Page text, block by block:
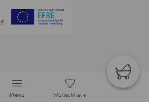
Menü Wunschliste